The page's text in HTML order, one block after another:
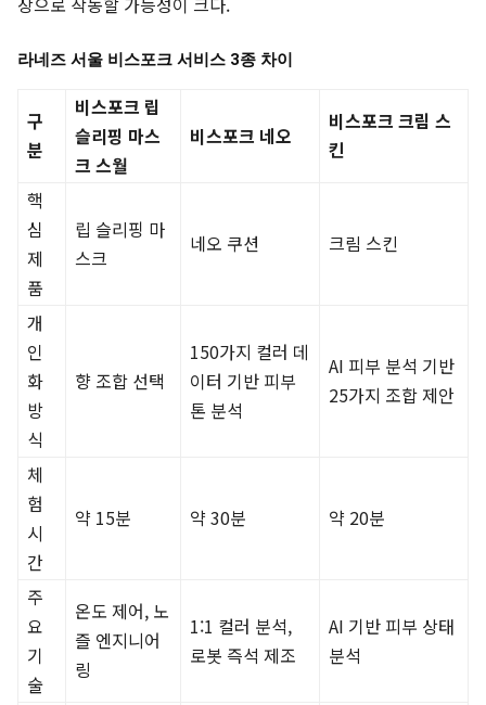
라네즈 서울 비스포크 서비스 3종 차이
구
분
비스포크 립
슬리핑 마스
크 스월
비스포크 네오
비스포크 크림 스
킨
핵
심
제
품
립 슬리핑 마
스크
네오 쿠션 크림 스킨
개
인
화
방
식
향 조합 선택
150가지 컬러 데
이터 기반 피부
톤 분석
AI 피부 분석 기반
25가지 조합 제안
체
험
시
간
약 15분 약 30분 약 20분
주
요
기
술
온도 제어, 노
즐 엔지니어
링
1:1 컬러 분석,
로봇 즉석 제조
AI 기반 피부 상태
분석